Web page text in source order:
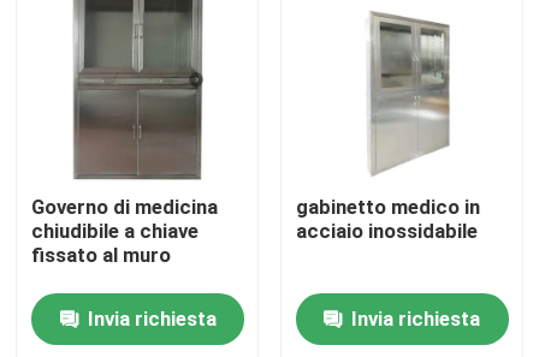
Governo di medicina
chiudibile a chiave
fissato al muro
Invia richiesta
gabinetto medico in
acciaio inossidabile
Invia richiesta